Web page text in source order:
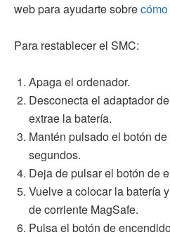
web para ayudarte sobre
Para restablecer el SMC:
Apaga el ordenador.
Desconecta el adaptador
extrae la batería.
Mantén pulsado el botón
segundos.
Deja de pulsar el botón de
Vuelve a colocar la batería
de corriente MagSafe.
Pulsa el botón de